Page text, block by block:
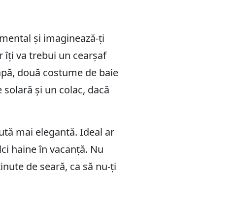
și imaginează-ți
îți va trebui un cearșaf
două costume de baie
și un colac, dacă
mai elegantă. Ideal ar
haine în vacanță. Nu
de seară, ca să nu-ți